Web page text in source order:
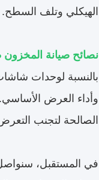
الهيكلي وتلف السطح.
نصائح صيانة
وأداء العرض
الصالحة لتجنب
في المستقبل، سنواصل